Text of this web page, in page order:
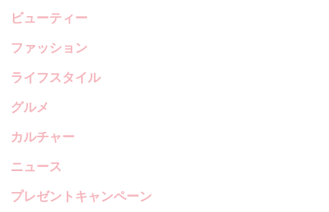
ビューティー
ファッション
ライフスタイル
グルメ
カルチャー
ニュース
プレゼントキャンペーン